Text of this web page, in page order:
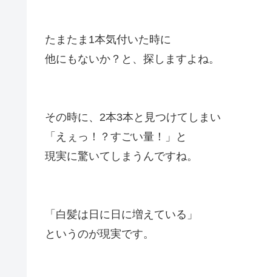
たまたま1本気付いた時に
他にもないか？と、探しますよね。
その時に、2本3本と見つけてしまい
「えぇっ！？すごい量！」と
現実に驚いてしまうんですね。
「白髪は日に日に増えている」
というのが現実です。